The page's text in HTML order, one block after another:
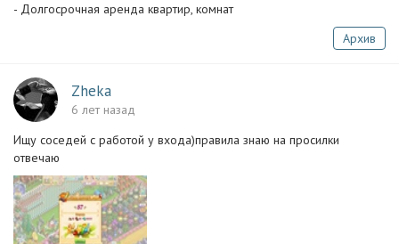
- Долгосрочная аренда квартир, комнат
Архив
Zheka
6 лет назад
Ищу соседей с работой у входа)правила знаю на просилки
отвечаю